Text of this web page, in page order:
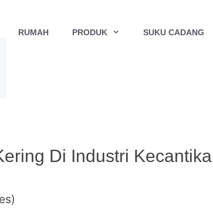
RUMAH PRODUK SUKU CADANG
Di Industri